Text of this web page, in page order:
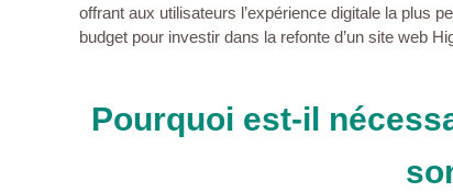
offrant aux utilisateurs l’expérience digitale la plus
budget pour investir dans la refonte d’un site web
Pourquoi est-il